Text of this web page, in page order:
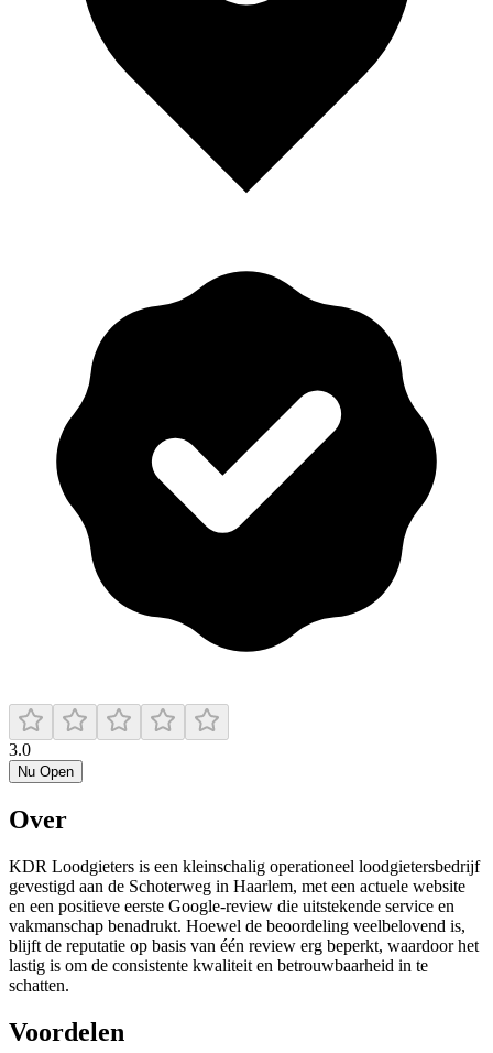
3.0
Nu Open
Over
KDR Loodgieters is een kleinschalig operationeel loodgietersbedrijf
gevestigd aan de Schoterweg in Haarlem, met een actuele website
en een positieve eerste Google-review die uitstekende service en
vakmanschap benadrukt. Hoewel de beoordeling veelbelovend is,
blijft de reputatie op basis van één review erg beperkt, waardoor het
lastig is om de consistente kwaliteit en betrouwbaarheid in te
schatten.
Voordelen